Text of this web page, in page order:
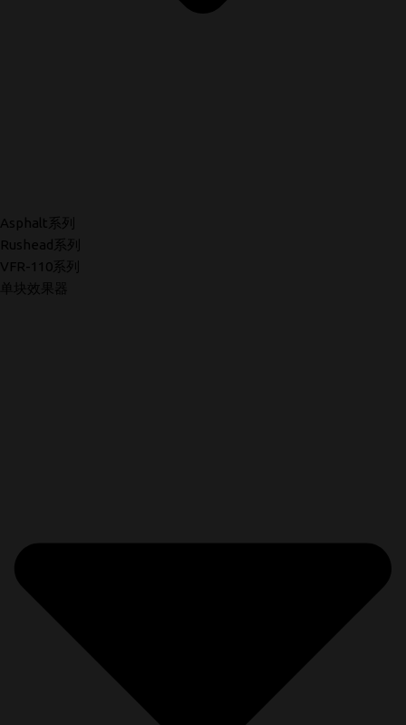
Asphalt系列
Rushead系列
VFR-110系列
单块效果器